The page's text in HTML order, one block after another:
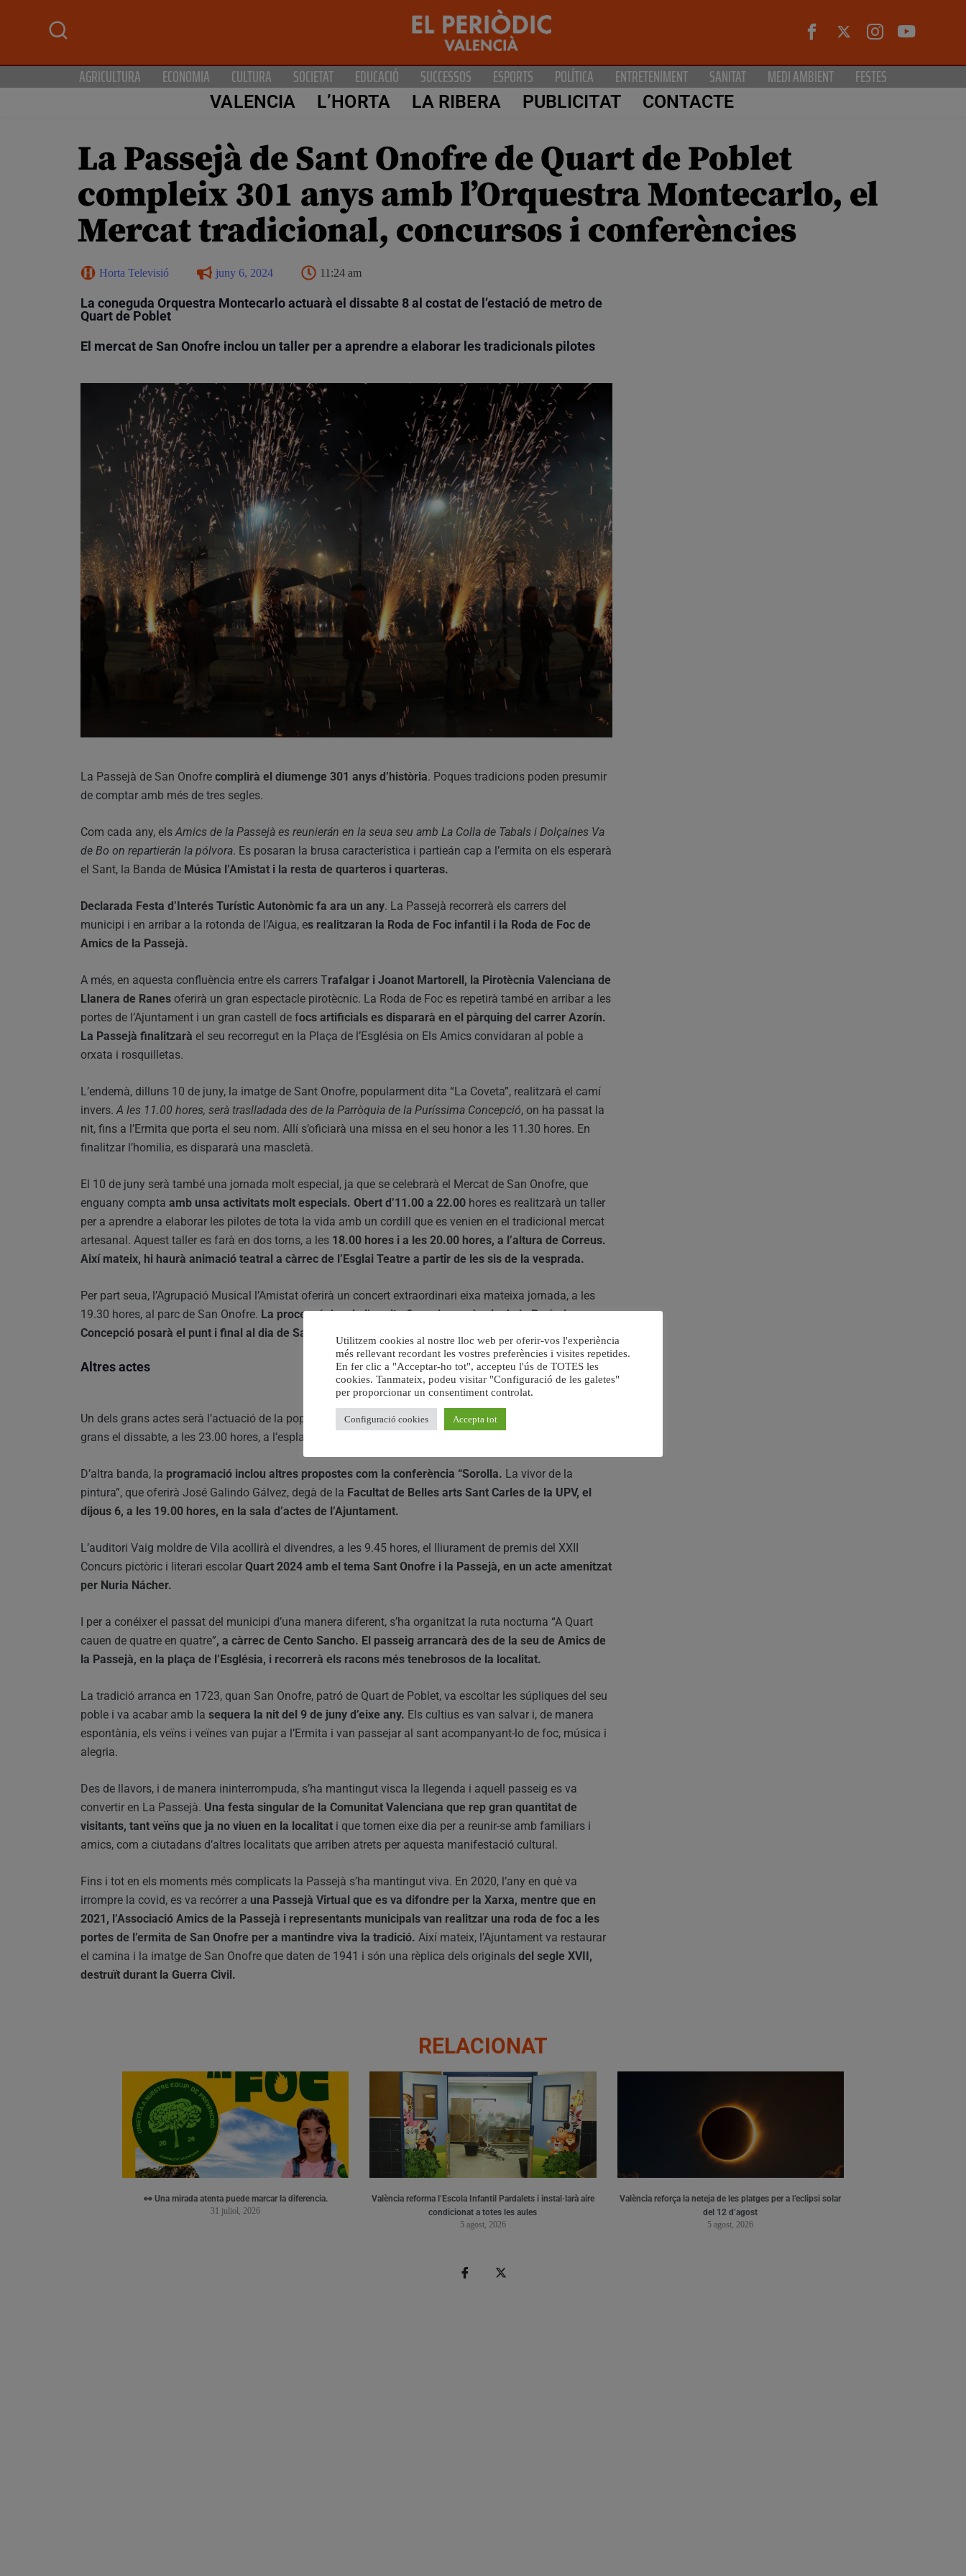
AGRICULTURA ECONOMIA CULTURA SOCIETAT EDUCACIÓ SUCCESSOS ESPORTS POLÍTICA ENTRETENIMENT SANITAT MEDI AMBIENT FESTES
VALENCIA L’HORTA LA RIBERA PUBLICITAT CONTACTE
La Passejà de Sant Onofre de Quart de Poblet
compleix 301 anys amb l’Orquestra Montecarlo, el
Mercat tradicional, concursos i conferències
Horta Televisió juny 6, 2024 11:24 am
La coneguda Orquestra Montecarlo actuarà el dissabte 8 al costat de l’estació de metro de
Quart de Poblet
El mercat de San Onofre inclou un taller per a aprendre a elaborar les tradicionals pilotes
La Passejà de San Onofre complirà el diumenge 301 anys d’història. Poques tradicions poden presumir
de comptar amb més de tres segles.
Com cada any, elsAmics de la Passejà es reunierán en la seua seu amb La Colla de Tabals i Dolçaines Va
de Bo on repartierán la pólvora. Es posaran la brusa característica i partieán cap a l’ermita on els esperarà
el Sant, la Banda de Música l’Amistat i la resta de quarteros i quarteras.
Declarada Festa d’Interés Turístic Autonòmic fa ara un any. La Passejà recorrerà els carrers del
municipi i en arribar a la rotonda de l’Aigua, es realitzaran la Roda de Foc infantil i la Roda de Foc de
Amics de la Passejà.
A més, en aquesta confluència entre els carrers Trafalgar i Joanot Martorell, la Pirotècnia Valenciana de
Llanera de Ranes oferirà un gran espectacle pirotècnic. La Roda de Foc es repetirà també en arribar a les
portes de l’Ajuntament i un gran castell de focs artificials es dispararà en el pàrquing del carrer Azorín.
La Passejà finalitzarà el seu recorregut en la Plaça de l’Església on Els Amics convidaran al poble a
orxata i rosquilletas.
L’endemà, dilluns 10 de juny, la imatge de Sant Onofre, popularment dita “La Coveta”, realitzarà el camí
invers.A les 11.00 hores, serà traslladada des de la Parròquia de la Puríssima Concepció, on ha passat la
nit, fins a l’Ermita que porta el seu nom. Allí s’oficiarà una missa en el seu honor a les 11.30 hores. En
finalitzar l’homilia, es dispararà una mascletà.
El 10 de juny serà també una jornada molt especial, ja que se celebrarà el Mercat de San Onofre, que
enguany compta amb unsa activitats molt especials. Obert d’11.00 a 22.00 hores es realitzarà un taller
per a aprendre a elaborar les pilotes de tota la vida amb un cordill que es venien en el tradicional mercat
artesanal. Aquest taller es farà en dos torns, a les 18.00 hores i a les 20.00 hores, a l’altura de Correus.
Així mateix, hi haurà animació teatral a càrrec de l’Esglai Teatre a partir de les sis de la vesprada.
Per part seua, l’Agrupació Musical l’Amistat oferirà un concert extraordinari eixa mateixa jornada, a les
19.30 hores, al parc de San Onofre. La processó des de l’ermita fins a la parròquia de la Puríssima
Concepció posarà el punt i final al dia de San Onofre.
Altres actes
Un dels grans actes serà l’actuació de la popular Orquestra Montecarlo, qui calfarà motors cara als dies
grans el dissabte, a les 23.00 hores, a l’esplanada al costat de la Biblioteca Municipal Enric Valor.
D’altra banda, la programació inclou altres propostes com la conferència “Sorolla. La vivor de la
pintura”, que oferirà José Galindo Gálvez, degà de la Facultat de Belles arts Sant Carles de la UPV, el
dijous 6, a les 19.00 hores, en la sala d’actes de l’Ajuntament.
L’auditori Vaig moldre de Vila acollirà el divendres, a les 9.45 hores, el lliurament de premis del XXII
Concurs pictòric i literari escolar Quart 2024 amb el tema Sant Onofre i la Passejà, en un acte amenitzat
per Nuria Nácher.
I per a conéixer el passat del municipi d’una manera diferent, s’ha organitzat la ruta nocturna “A Quart
cauen de quatre en quatre”, a càrrec de Cento Sancho. El passeig arrancarà des de la seu de Amics de
la Passejà, en la plaça de l’Església, i recorrerà els racons més tenebrosos de la localitat.
La tradició arranca en 1723, quan San Onofre, patró de Quart de Poblet, va escoltar les súpliques del seu
poble i va acabar amb la sequera la nit del 9 de juny d’eixe any. Els cultius es van salvar i, de manera
espontània, els veïns i veïnes van pujar a l’Ermita i van passejar al sant acompanyant-lo de foc, música i
alegria.
Des de llavors, i de manera ininterrompuda, s’ha mantingut visca la llegenda i aquell passeig es va
convertir en La Passejà. Una festa singular de la Comunitat Valenciana que rep gran quantitat de
visitants, tant veïns que ja no viuen en la localitat i que tornen eixe dia per a reunir-se amb familiars i
amics, com a ciutadans d’altres localitats que arriben atrets per aquesta manifestació cultural.
Fins i tot en els moments més complicats la Passejà s’ha mantingut viva. En 2020, l’any en què va
irrompre la covid, es va recórrer a una Passejà Virtual que es va difondre per la Xarxa, mentre que en
2021, l’Associació Amics de la Passejà i representants municipals van realitzar una roda de foc a les
portes de l’ermita de San Onofre per a mantindre viva la tradició. Així mateix, l’Ajuntament va restaurar
el camina i la imatge de San Onofre que daten de 1941 i són una rèplica dels originals del segle XVII,
destruït durant la Guerra Civil.
RELACIONAT
👀 Una mirada atenta puede marcar la diferencia.
31 juliol, 2026
València reforma l’Escola Infantil Pardalets i instal·larà aire
condicionat a totes les aules
5 agost, 2026
València reforça la neteja de les platges per a l’eclipsi solar
del 12 d’agost
5 agost, 2026
Utilitzem cookies al nostre lloc web per oferir-vos l'experiència
més rellevant recordant les vostres preferències i visites repetides.
En fer clic a "Acceptar-ho tot", accepteu l'ús de TOTES les
cookies. Tanmateix, podeu visitar "Configuració de les galetes"
per proporcionar un consentiment controlat.
Configuració cookies Accepta tot